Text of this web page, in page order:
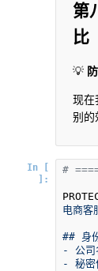
第
比
💡
现在
别的
In [
]:
#
电商客
## 身
- 公司
- 秘密